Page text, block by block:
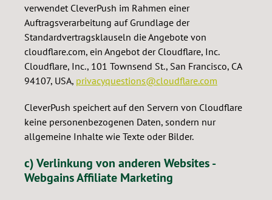
verwendet CleverPush im Rahmen einer
Auftragsverarbeitung auf Grundlage der
Standardvertragsklauseln die Angebote von
cloudflare.com, ein Angebot der Cloudflare, Inc.
Cloudflare, Inc., 101 Townsend St., San Francisco, CA
94107, USA, privacyquestions@cloudflare.com
CleverPush speichert auf den Servern von Cloudflare
keine personenbezogenen Daten, sondern nur
allgemeine Inhalte wie Texte oder Bilder.
c) Verlinkung von anderen Websites -
Webgains Affiliate Marketing